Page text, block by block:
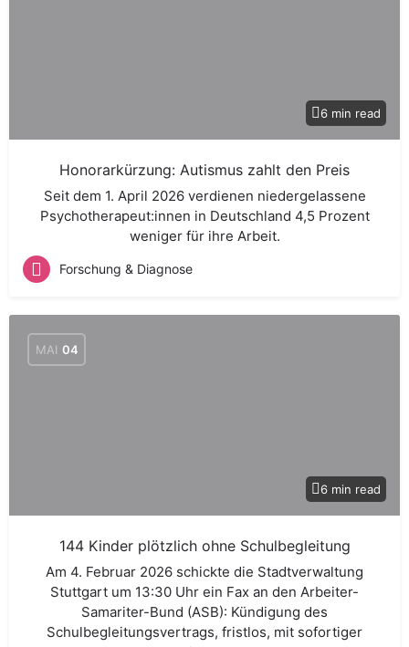
6 min read
Honorarkürzung: Autismus zahlt den Preis
Seit dem 1. April 2026 verdienen niedergelassene
Psychotherapeut:innen in Deutschland 4,5 Prozent
weniger für ihre Arbeit.
Forschung & Diagnose
MAI 04
6 min read
144 Kinder plötzlich ohne Schulbegleitung
Am 4. Februar 2026 schickte die Stadtverwaltung
Stuttgart um 13:30 Uhr ein Fax an den Arbeiter-
Samariter-Bund (ASB): Kündigung des
Schulbegleitungsvertrags, fristlos, mit sofortiger